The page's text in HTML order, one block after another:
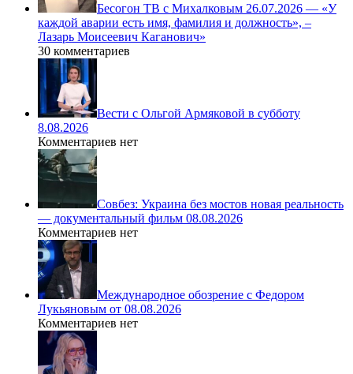
Бесогон ТВ с Михалковым 26.07.2026 — «У
каждой аварии есть имя, фамилия и должность», –
Лазарь Моисеевич Каганович»
30 комментариев
Вести с Ольгой Армяковой в субботу
8.08.2026
Комментариев нет
Совбез: Украина без мостов новая реальность
— документальный фильм 08.08.2026
Комментариев нет
Международное обозрение с Федором
Лукьяновым от 08.08.2026
Комментариев нет